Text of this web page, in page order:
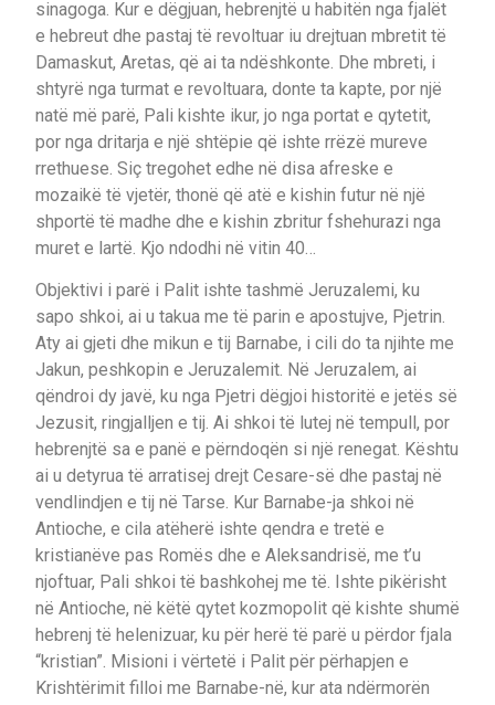
sinagoga. Kur e dëgjuan, hebrenjtë u habitën nga fjalët
e hebreut dhe pastaj të revoltuar iu drejtuan mbretit të
Damaskut, Aretas, që ai ta ndëshkonte. Dhe mbreti, i
shtyrë nga turmat e revoltuara, donte ta kapte, por një
natë më parë, Pali kishte ikur, jo nga portat e qytetit,
por nga dritarja e një shtëpie që ishte rrëzë mureve
rrethuese. Siç tregohet edhe në disa afreske e
mozaikë të vjetër, thonë që atë e kishin futur në një
shportë të madhe dhe e kishin zbritur fshehurazi nga
muret e lartë. Kjo ndodhi në vitin 40…
Objektivi i parë i Palit ishte tashmë Jeruzalemi, ku
sapo shkoi, ai u takua me të parin e apostujve, Pjetrin.
Aty ai gjeti dhe mikun e tij Barnabe, i cili do ta njihte me
Jakun, peshkopin e Jeruzalemit. Në Jeruzalem, ai
qëndroi dy javë, ku nga Pjetri dëgjoi historitë e jetës së
Jezusit, ringjalljen e tij. Ai shkoi të lutej në tempull, por
hebrenjtë sa e panë e përndoqën si një renegat. Kështu
ai u detyrua të arratisej drejt Cesare-së dhe pastaj në
vendlindjen e tij në Tarse. Kur Barnabe-ja shkoi në
Antioche, e cila atëherë ishte qendra e tretë e
kristianëve pas Romës dhe e Aleksandrisë, me t’u
njoftuar, Pali shkoi të bashkohej me të. Ishte pikërisht
në Antioche, në këtë qytet kozmopolit që kishte shumë
hebrenj të helenizuar, ku për herë të parë u përdor fjala
“kristian”. Misioni i vërtetë i Palit për përhapjen e
Krishtërimit filloi me Barnabe-në, kur ata ndërmorën